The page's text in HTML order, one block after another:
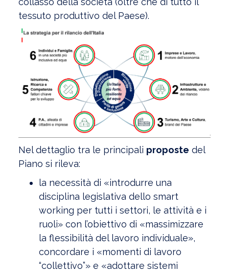
tessuto produttivo del Paese).
Nel dettaglio tra le principali proposte del
Piano si rileva:
la necessità di «introdurre una
disciplina legislativa dello smart
working per tutti i settori, le attività e i
ruoli» con l’obiettivo di «massimizzare
la flessibilità del lavoro individuale»,
concordare i «momenti di lavoro
“collettivo”» e «adottare sistemi